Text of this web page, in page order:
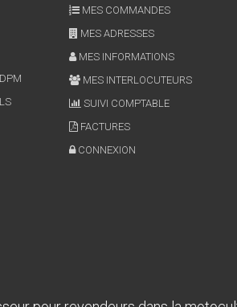
MES COMMANDES
MES ADRESSES
MES INFORMATIONS
MES INTERLOCUTEURS
SUIVI COMPTABLE
FACTURES
CONNEXION